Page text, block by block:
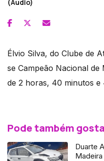
(Áudio)
Élvio Silva, do Clube de
se Campeão Nacional
de 2 horas, 40 minutos e
Pode também
Duarte
Madeira